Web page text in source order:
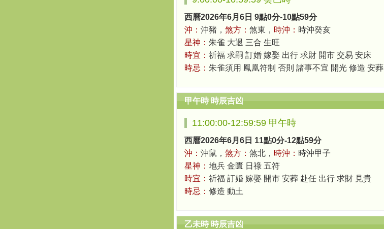
西曆2026年6月6日 9點0分-10點59分
沖： 沖豬， 煞方： 煞東， 時沖： 時沖癸亥
星神： 朱雀 大退 三合 生旺
時宜： 祈福 求嗣 訂婚 嫁娶 出行 求財 開市 交易 安床
時忌： 朱雀須用 鳳凰符制 否則 諸事不宜 開光 修造 安葬
甲午時 時辰吉凶
11:00:00-12:59:59 甲午時
西曆2026年6月6日 11點0分-12點59分
沖： 沖鼠， 煞方： 煞北， 時沖： 時沖甲子
星神： 地兵 金匱 日祿 五符
時宜： 祈福 訂婚 嫁娶 開市 安葬 赴任 出行 求財 見貴
時忌： 修造 動土
乙未時 時辰吉凶